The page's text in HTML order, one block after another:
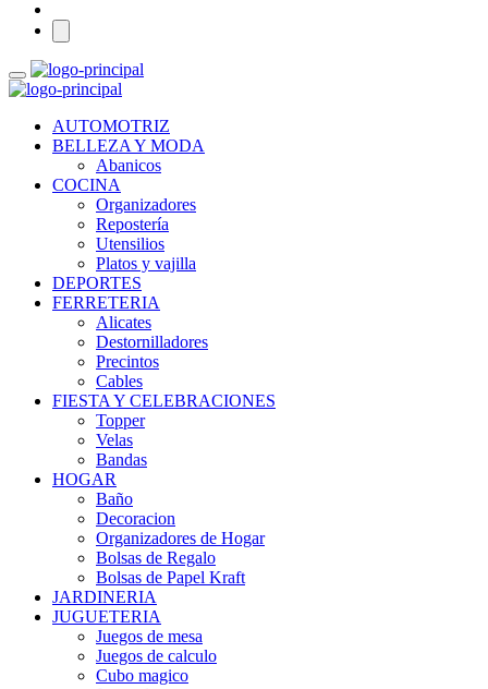
AUTOMOTRIZ
BELLEZA Y MODA
Abanicos
COCINA
Organizadores
Repostería
Utensilios
Platos y vajilla
DEPORTES
FERRETERIA
Alicates
Destornilladores
Precintos
Cables
FIESTA Y CELEBRACIONES
Topper
Velas
Bandas
HOGAR
Baño
Decoracion
Organizadores de Hogar
Bolsas de Regalo
Bolsas de Papel Kraft
JARDINERIA
JUGUETERIA
Juegos de mesa
Juegos de calculo
Cubo magico